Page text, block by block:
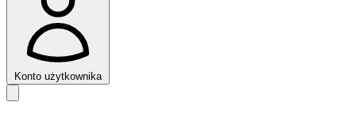
Konto użytkownika